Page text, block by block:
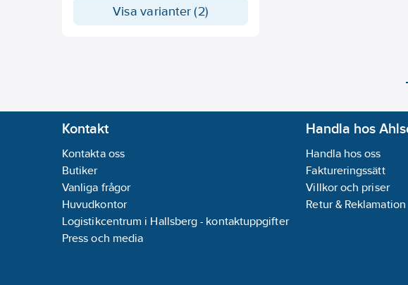
Visa varianter (2)
Kontakt
Kontakta oss
Butiker
Vanliga frågor
Huvudkontor
Logistikcentrum i Hallsberg - kontaktuppgifter
Press och media
Handla hos
Handla hos oss
Faktureringssätt
Villkor och priser
Retur & Reklamation